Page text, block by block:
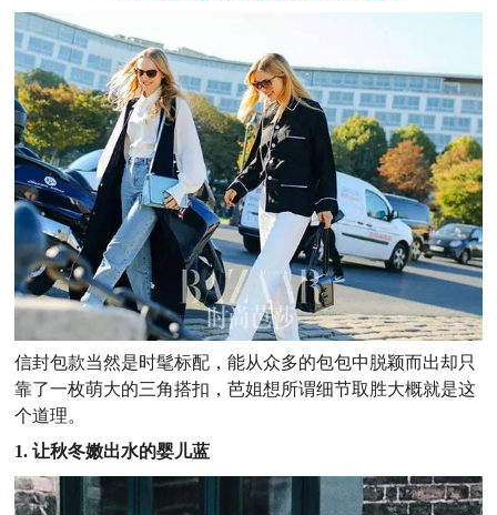
信封包款当然是时髦标配，能从众多的包包中脱颖而出却只
靠了一枚萌大的三角搭扣，芭姐想所谓细节取胜大概就是这
个道理。
1. 让秋冬嫩出水的婴儿蓝